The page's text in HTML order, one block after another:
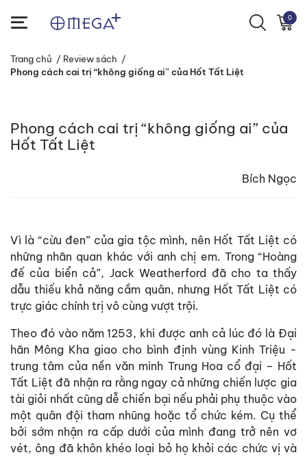
0
Trang chủ / Review sách /
Phong cách cai trị “không giống ai” của Hốt Tất Liệt
Phong cách cai trị “không giống ai” của
Hốt Tất Liệt
Bích Ngọc
Vì là “cừu đen” của gia tộc mình, nên Hốt Tất Liệt có
những nhãn quan khác với anh chị em. Trong “Hoàng
đế của biển cả”, Jack Weatherford đã cho ta thấy
dẫu thiếu khả năng cầm quân, nhưng Hốt Tất Liệt có
trực giác chính trị vô cùng vượt trội.
Theo đó vào năm 1253, khi được anh cả lúc đó là Đại
hãn Mông Kha giao cho bình định vùng Kinh Triệu -
trung tâm của nền văn minh Trung Hoa cổ đại – Hốt
Tất Liệt đã nhận ra rằng ngay cả những chiến lược gia
tài giỏi nhất cũng dễ chiến bại nếu phải phụ thuộc vào
một quân đội tham nhũng hoặc tổ chức kém. Cụ thể
bởi sớm nhận ra cấp dưới của mình đang trở nên vơ
vét, ông đã khôn khéo loại bỏ họ khỏi các chức vị và